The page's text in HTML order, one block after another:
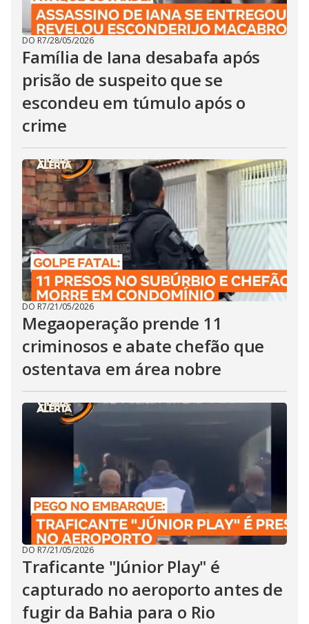
DO R7/28/05/2026
Família de Iana desabafa após
prisão de suspeito que se
escondeu em túmulo após o
crime
DO R7/21/05/2026
Megaoperação prende 11
criminosos e abate chefão que
ostentava em área nobre
DO R7/21/05/2026
Traficante "Júnior Play" é
capturado no aeroporto antes de
fugir da Bahia para o Rio